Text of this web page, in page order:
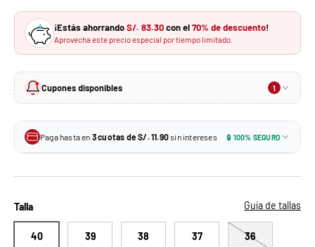
¡Estás ahorrandoS/. 83.30con el70% de descuento!
Aprovecha este precio especial por tiempo limitado.
Cupones disponibles 1
En tu primera compra · Sin monto mínimo
Tu precio con el cupón:
Paga hasta en 3 cuotas de S/. 11.90sin intereses 🔒 100% SEGURO
Talla Guía de tallas
40 39 38 37 36